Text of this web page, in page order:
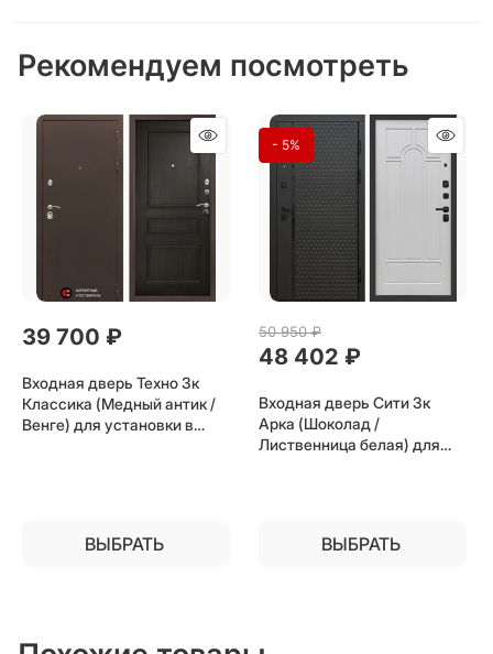
Рекомендуем посмотреть
39 700 ₽
Входная дверь Техно 3к
Классика (Медный антик /
Венге) для установки в
ВЫБРАТЬ
- 5%
50 950 ₽
48 402 ₽
Входная дверь Сити 3к
Арка (Шоколад /
Лиственница белая) для
ВЫБРАТЬ